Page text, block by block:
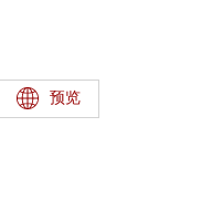
预览